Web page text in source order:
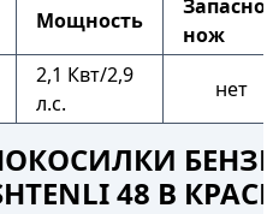
Мощность
нож
2,1 Квт/2,9
л.с.
нет
48 В